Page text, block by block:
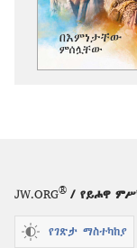
JW.ORG® / የይሖዋ
የገጽታ ማስተካከያ